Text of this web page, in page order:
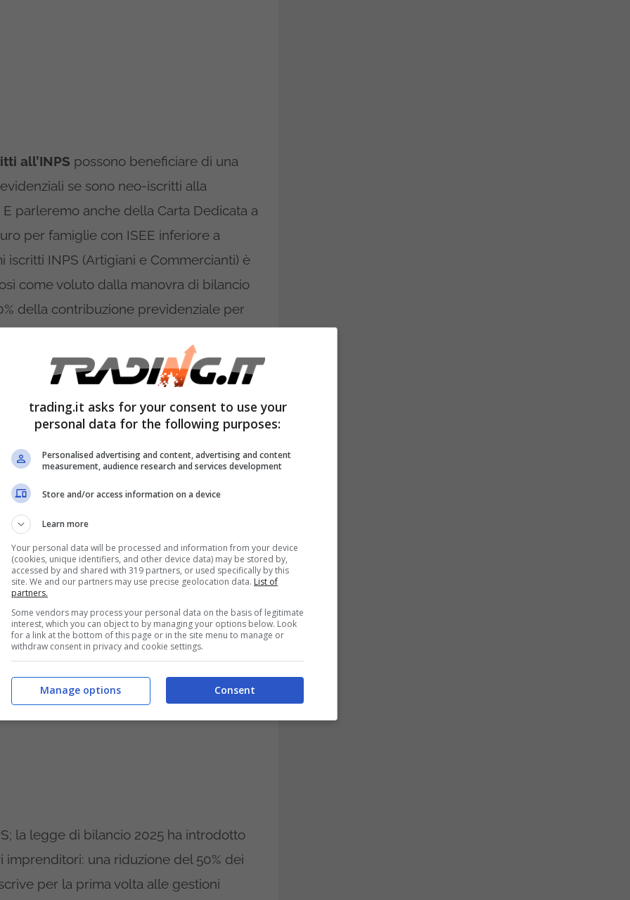
all’INPS possono beneficiare di una
se sono neo-iscritti alla
parleremo anche della Carta Dedicata a
per famiglie con ISEE inferiore a
iscritti INPS (Artigiani e Commercianti) è
come voluto dalla manovra di bilancio
della contribuzione previdenziale per
per la prima volta alla gestione
è applicata per 36 mesi consecutivi.
è disponibile online attraverso il
necessario compilare
la carta Dedicata a Te 2025 per
alle famiglie con un Reddito ISEE
a quelle con almeno tre componenti,
prepagata da 500 euro per l’acquisto
lavoratori autonomi e
la legge di bilancio 2025 ha introdotto
una riduzione del 50% dei
per la prima volta alle gestioni
trading.it asks for your consent to use your
personal data for the following purposes:
Personalised advertising and content, advertising and content
measurement, audience research and services development
Store and/or access information on a device
Learn more
Your personal data will be processed and information from your device
(cookies, unique identifiers, and other device data) may be stored by,
accessed by and shared with 319 partners, or used specifically by this
site. We and our partners may use precise geolocation data. List of
partners.
Some vendors may process your personal data on the basis of legitimate
interest, which you can object to by managing your options below. Look
for a link at the bottom of this page or in the site menu to manage or
withdraw consent in privacy and cookie settings.
Consent
Manage options